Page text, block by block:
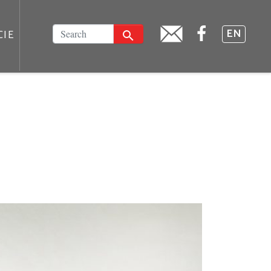
EN
FACEBOOK
SZUKAJ